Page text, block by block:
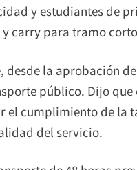
y estudiantes de
carry para tramo
desde la aprobación
público. Dijo
el cumplimiento de la
del servicio.